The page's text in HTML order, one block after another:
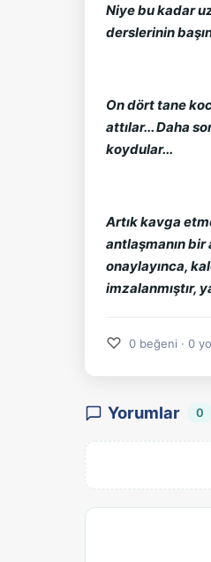
Niye bu kadar
derslerinin
On dört tane
attılar... Daha
koydular...
Artık kavga
antlaşmanın bir
onaylayınca,
imzalanmıştır,
♡ 0 beğeni · 0
Yorumlar 0